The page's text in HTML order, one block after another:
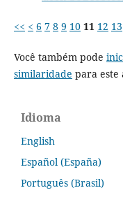
<< < 6 7 8 9 10 11 12 13
Você também pode
similaridade para este
Idioma
English
Español (España)
Português (Brasil)